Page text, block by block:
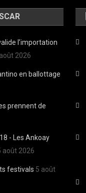
l’importation
2026
en ballottage
prennent de
- Les Ankoay
août 2026
festivals 5 août